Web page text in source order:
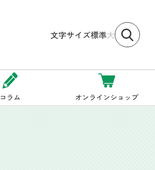
文字サイズ標準大
コラム オンラインショップ